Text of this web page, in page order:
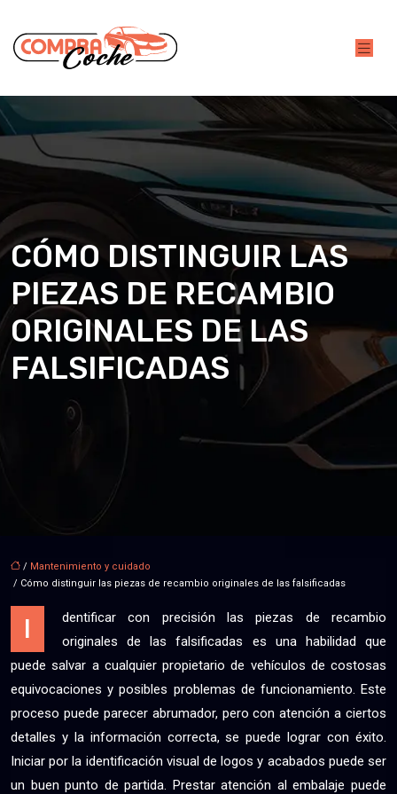
CÓMO DISTINGUIR LAS
PIEZAS DE RECAMBIO
ORIGINALES DE LAS
FALSIFICADAS
/ Mantenimiento y cuidado
/ Cómo distinguir las piezas de recambio originales de las falsificadas
I
dentificar con precisión las piezas de recambio
originales de las falsificadas es una habilidad que
puede salvar a cualquier propietario de vehículos de costosas
equivocaciones y posibles problemas de funcionamiento. Este
proceso puede parecer abrumador, pero con atención a ciertos
detalles y la información correcta, se puede lograr con éxito.
Iniciar por la identificación visual de logos y acabados puede ser
un buen punto de partida. Prestar atención al embalaje puede